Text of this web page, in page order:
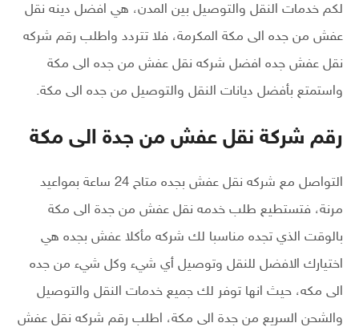
لكم خدمات النقل والتوصيل بين المدن، هي افضل دينه نقل
عفش من جده الى مكة المكرمة، فلا تتردد واطلب رقم شركه
نقل عفش جده افضل شركه نقل عفش من جده الى مكة
واستمتع بأفضل ديانات النقل والتوصيل من جده الى مكة.
رقم شركة نقل عفش من جدة الى مكة
التواصل مع شركه نقل عفش بجده متاح 24 ساعة بمواعيد
مرنة، فتستطيع طلب خدمه نقل عفش من جدة الى مكة
بالوقت الذي تجده مناسبا لك شركه مأكلا عفش بجده هي
اختيارك الافضل للنقل وتوصيل أي شيء وكل شيء من جده
الى مكه، حيث انها توفر لك جميع خدمات النقل والتوصيل
والشحن السريع من جدة الى مكة، اطلب رقم شركه نقل عفش